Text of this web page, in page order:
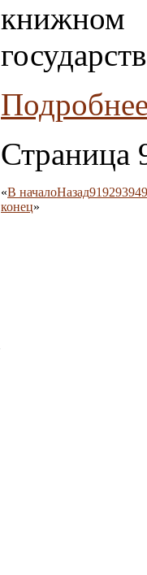
книжном
Страница
«В началоНазад91929394
конец»